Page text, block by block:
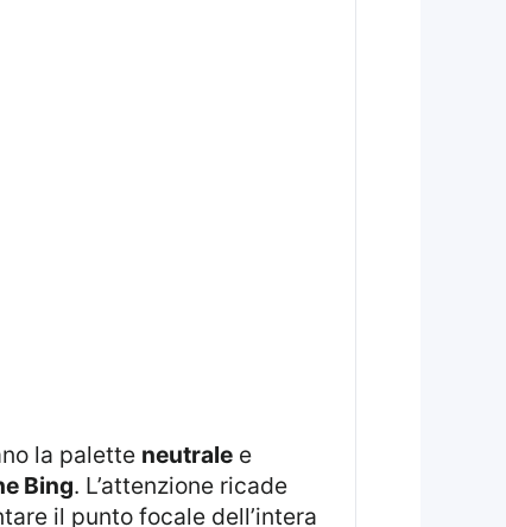
la palette neutralee
Bing. L’attenzione ricade
il punto focale dell’intera